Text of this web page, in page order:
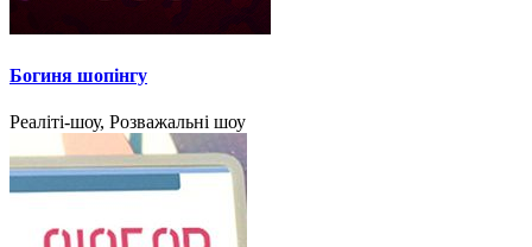
Богиня шопінгу
Реаліті-шоу, Розважальні шоу